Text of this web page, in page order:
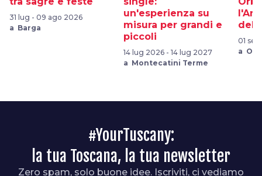
31 lug - 09 ago 2026
a Barga
un'esperienza su
misura per grandi e
piccoli
14 lug 2026 - 14 lug 2027
a Montecatini Terme
del
01 set
a
#YourTuscany:
la tua Toscana, la tua newsletter
Zero spam, solo buone idee. Iscriviti, ci vediamo